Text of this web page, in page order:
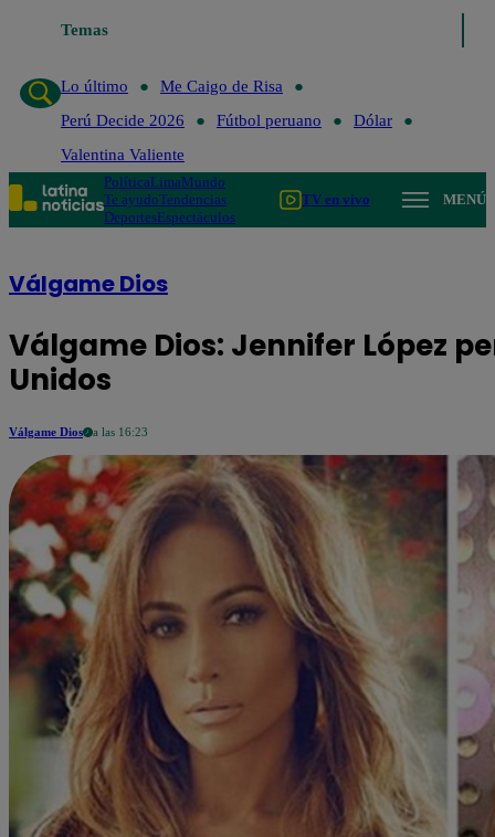
Temas
Lo último
Lo último
Me Caigo de Risa
Perú Decide 2026
Fútbol peruano
Dólar
Valentina Valiente
PolíticaLimaMundo
Te ayudoTendencias
DeportesEspectáculos
TV en vivo MENÚ
Válgame Dios
Válgame Dios: Jennifer López
Unidos
Válgame Dios a las 16:23